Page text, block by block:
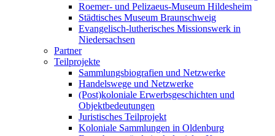
Roemer- und Pelizaeus-Museum Hildesheim
Städtisches Museum Braunschweig
Evangelisch-lutherisches Missionswerk in
Niedersachsen
Partner
Teilprojekte
Sammlungsbiografien und Netzwerke
Handelswege und Netzwerke
(Post)koloniale Erwerbsgeschichten und
Objektbedeutungen
Juristisches Teilprojekt
Koloniale Sammlungen in Oldenburg